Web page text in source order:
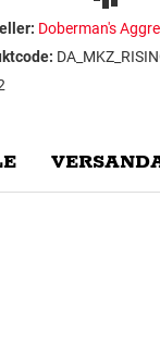
Doberman's